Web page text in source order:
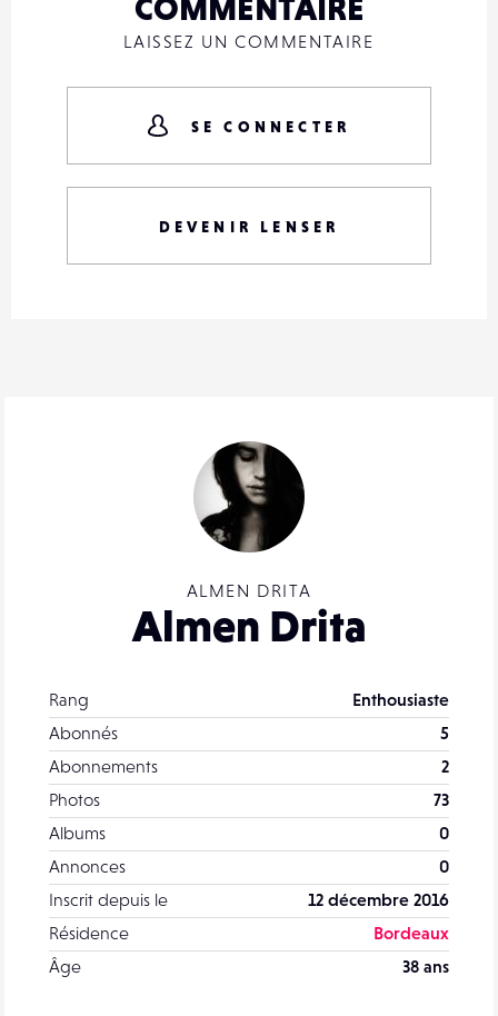
ALMEN DRITA
Almen Drita
Rang
Enthousiaste
Abonnés
5
Abonnements
2
Photos
73
Albums
0
Annonces
0
Inscrit depuis le
12 décembre 2016
Résidence
Bordeaux
Âge
38 ans
COMMENTAIRE
LAISSEZ UN COMMENTAIRE
SE CONNECTER
DEVENIR LENSER